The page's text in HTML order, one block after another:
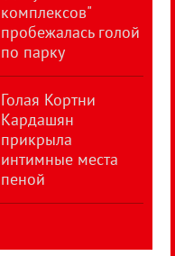
комплексов"
пробежалась голой
по парку
Голая Кортни
Кардашян
прикрыла
интимные места
пеной